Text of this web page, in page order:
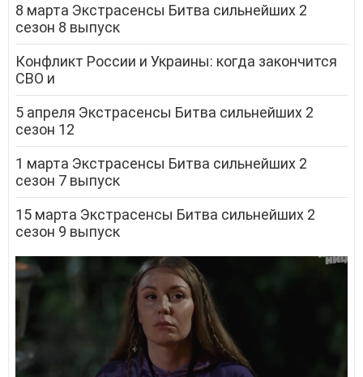
8 марта Экстрасенсы Битва сильнейших 2
сезон 8 выпуск
Конфликт России и Украины: когда закончится
СВО и
5 апреля Экстрасенсы Битва сильнейших 2
сезон 12
1 марта Экстрасенсы Битва сильнейших 2
сезон 7 выпуск
15 марта Экстрасенсы Битва сильнейших 2
сезон 9 выпуск